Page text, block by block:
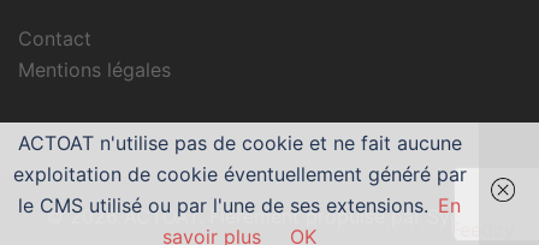
Contact
Mentions légales
© 2026 ACTOAT. Fièrement propulsé parSydney
ACTOAT n'utilise pas de cookie et ne fait aucune
exploitation de cookie éventuellement généré par
le CMS utilisé ou par l'une de ses extensions. En
savoir plus
OK